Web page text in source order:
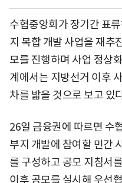
수협중앙회가 장기간 표
지 복합 개발 사업을 재추
모를 진행하며 사업 정상
계에서는 지방선거 이후
차를 밟을 것으로 보고 있
26일 금융권에 따르면 수
부지 개발에 참여할 민간
를 구성하고 공모 지침서
이후 공모를 실시해 우선